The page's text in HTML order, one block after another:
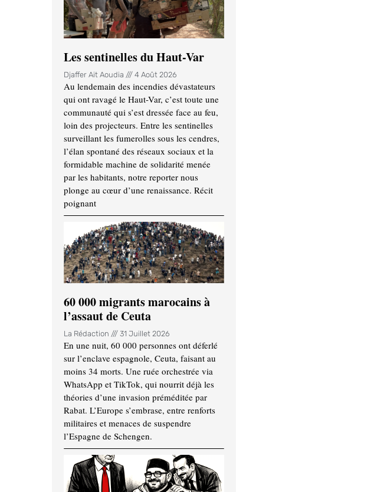
Les sentinelles du Haut-Var
Djaffer Ait Aoudia 4 Août 2026
Au lendemain des incendies dévastateurs
qui ont ravagé le Haut-Var, c’est toute une
communauté qui s’est dressée face au feu,
loin des projecteurs. Entre les sentinelles
surveillant les fumerolles sous les cendres,
l’élan spontané des réseaux sociaux et la
formidable machine de solidarité menée
par les habitants, notre reporter nous
plonge au cœur d’une renaissance. Récit
poignant
60 000 migrants marocains à
l’assaut de Ceuta
La Rédaction 31 Juillet 2026
En une nuit, 60 000 personnes ont déferlé
sur l’enclave espagnole, Ceuta, faisant au
moins 34 morts. Une ruée orchestrée via
WhatsApp et TikTok, qui nourrit déjà les
théories d’une invasion préméditée par
Rabat. L’Europe s’embrase, entre renforts
militaires et menaces de suspendre
l’Espagne de Schengen.